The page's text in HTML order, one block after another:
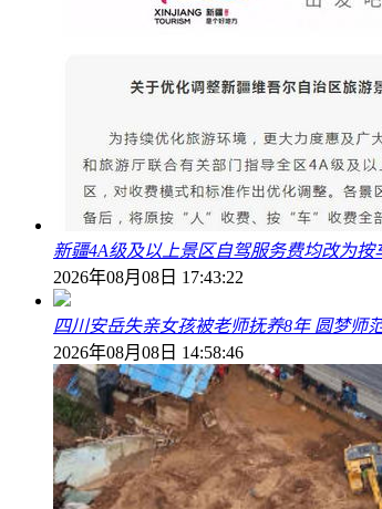
新疆4A级及以上景区自驾服务费均改为按
2026年08月08日 17:43:22
四川安岳失亲女孩被老师抚养8年 圆梦师
2026年08月08日 14:58:46